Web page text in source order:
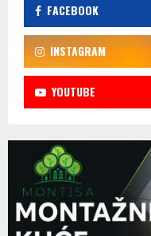
FACEBOOK
INSTAGRAM
YOUTUBE